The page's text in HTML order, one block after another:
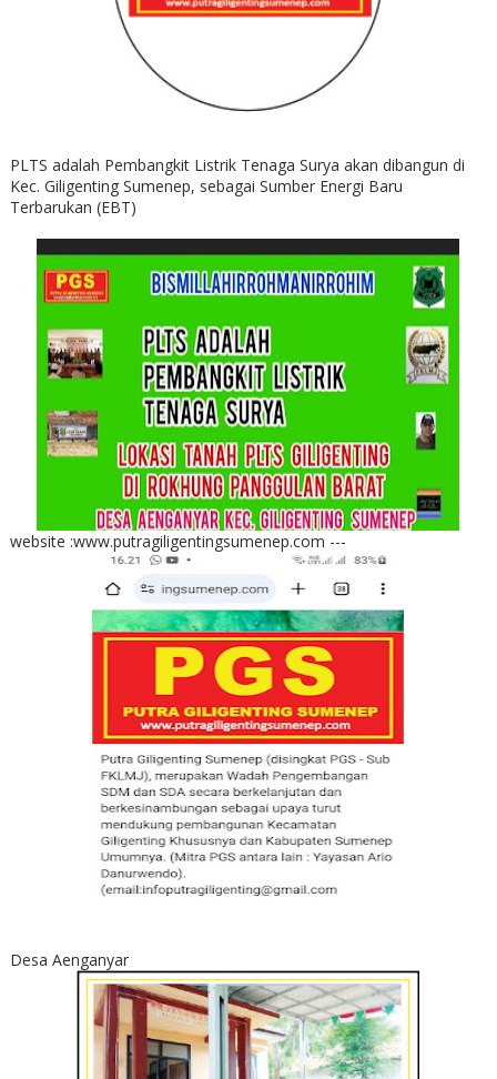
PLTS adalah Pembangkit Listrik Tenaga Surya akan dibangun di
Kec. Giligenting Sumenep, sebagai Sumber Energi Baru
Terbarukan (EBT)
website :www.putragiligentingsumenep.com ---
Desa Aenganyar